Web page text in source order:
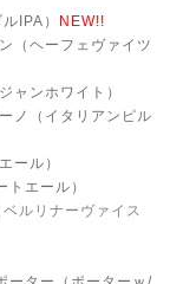
IPA）
NEW!!
（ヘーフェヴァイツ
ャンホワイト）
ノ（イタリアンピル
ール）
エール）
ルリナーヴァイス